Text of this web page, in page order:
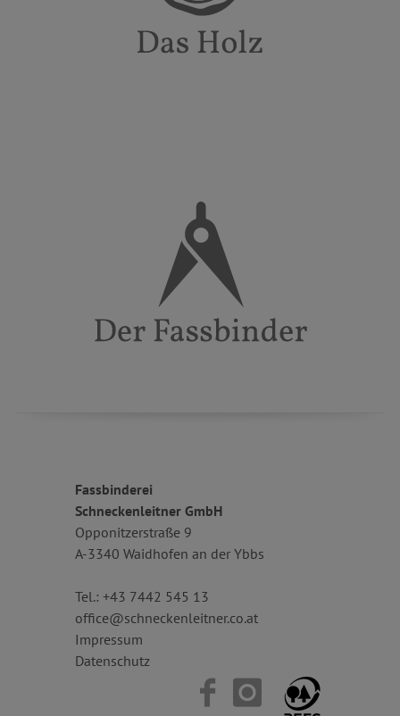
Fassbinderei
Schneckenleitner GmbH
Opponitzerstraße 9
A-3340 Waidhofen an der Ybbs
Tel.: +43 7442 545 13
office@schneckenleitner.co.at
Impressum
Datenschutz